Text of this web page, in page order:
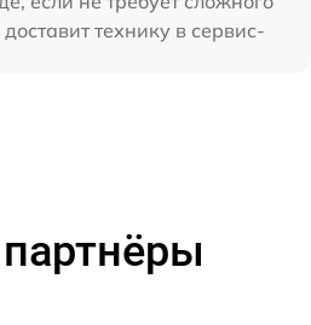
технику в сервис-